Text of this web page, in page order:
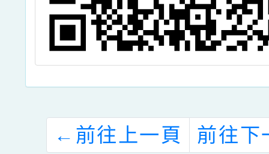
← 前往上一頁 前往下